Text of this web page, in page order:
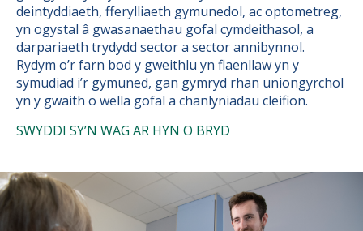
deintyddiaeth, fferylliaeth gymunedol, ac optometreg,
yn ogystal â gwasanaethau gofal cymdeithasol, a
darpariaeth trydydd sector a sector annibynnol.
Rydym o’r farn bod y gweithlu yn flaenllaw yn y
symudiad i’r gymuned, gan gymryd rhan uniongyrchol
yn y gwaith o wella gofal a chanlyniadau cleifion.
SWYDDI SY’N WAG AR HYN O BRYD